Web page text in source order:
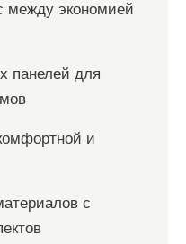
между экономией
панелей для
и
с